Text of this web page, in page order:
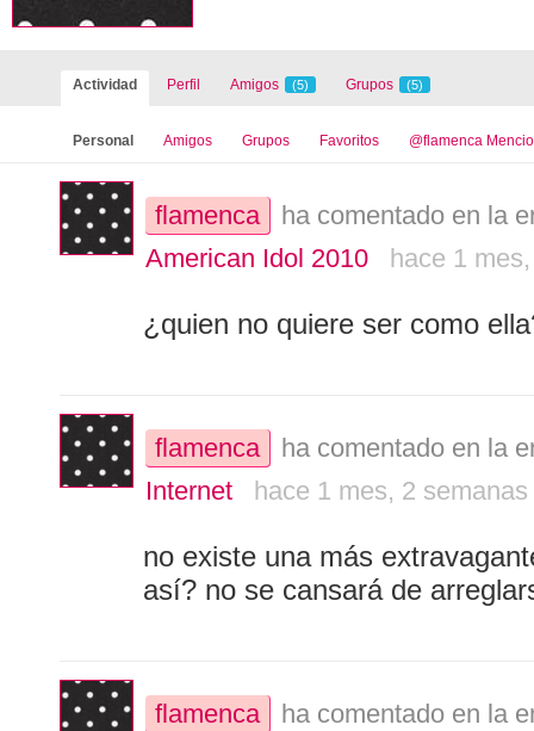
Juegos on-line
Series
vídeos
Actividad Perfil Amigos (5) Grupos (5)
Personal Amigos Grupos Favoritos @flamenca
flamenca
ha comentado en la
American Idol 2010
hace 1
¿quien no quiere ser como
flamenca
ha comentado en la
Internet
hace 1 mes, 2 semanas
no existe una más
así? no se cansará de
flamenca
ha comentado en la